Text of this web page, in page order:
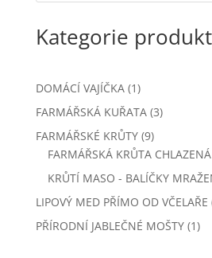
Kategorie
DOMÁCÍ VAJÍČKA 11
produkt
FARMÁŘSKÁ KUŘATA 33
FARMÁŘSKÉ KRŮTY 99
produktů
FARMÁŘSKÁ KRŮTA CHLAZENÁ
KRŮTÍ MASO - BALÍČKY
LIPOVÝ MED PŘÍMO OD VČELAŘE
PŘÍRODNÍ JABLEČNÉ MOŠTY 11